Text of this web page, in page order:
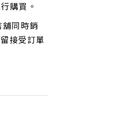
購買。
同時銷
接受訂單